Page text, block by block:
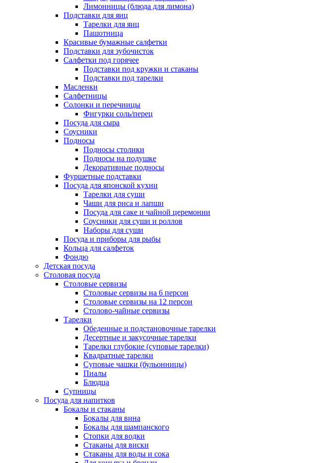
Лимонницы (блюда для лимона)
Подставки для яиц
Тарелки для яиц
Пашотница
Красивые бумажные салфетки
Подставки для зубочисток
Салфетки под горячее
Подставки под кружки и стаканы
Подставки под тарелки
Масленки
Салфетницы
Солонки и перечницы
Фигурки соль/перец
Посуда для сыра
Соусники
Подносы
Подносы столики
Подносы на подушке
Декоративные подносы
Фуршетные подставки
Посуда для японской кухни
Тарелки для суши
Чаши для риса и лапши
Посуда для саке и чайной церемонии
Соусники для суши и роллов
Наборы для суши
Посуда и приборы для рыбы
Кольца для салфеток
Фондю
Детская посуда
Столовая посуда
Столовые сервизы
Столовые сервизы на 6 персон
Столовые сервизы на 12 персон
Столово-чайные сервизы
Тарелки
Обеденные и подстановочные тарелки
Десертные и закусочные тарелки
Тарелки глубокие (суповые тарелки)
Квадратные тарелки
Суповые чашки (бульонницы)
Пиалы
Блюдца
Супницы
Посуда для напитков
Бокалы и стаканы
Бокалы для вина
Бокалы для шампанского
Стопки для водки
Стаканы для виски
Стаканы для воды и сока